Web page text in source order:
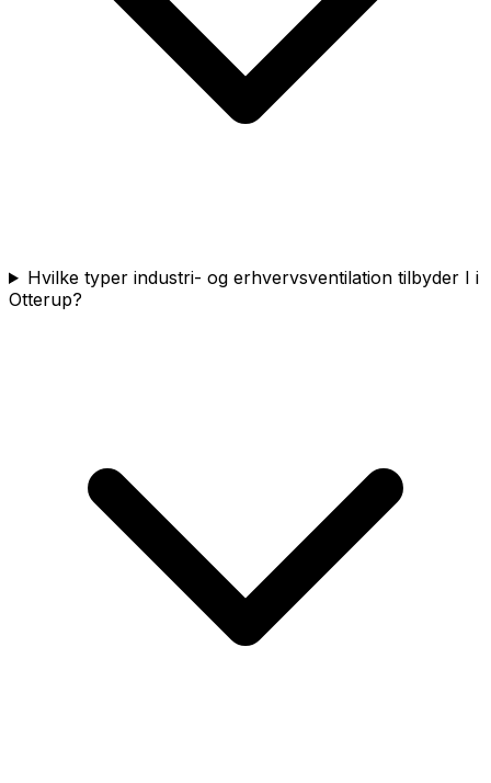
Hvilke typer industri- og erhvervsventilation tilbyder I i
Otterup?